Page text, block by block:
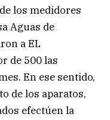
los medidores
Aguas de
a EL
de 500 las
En ese sentido,
de los aparatos,
efectúen la